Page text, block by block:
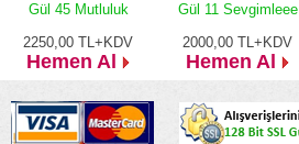
Gül 45 Mutluluk
2250,00 TL+KDV
Hemen Al
Gül 11 Sevgimleee
2000,00 TL+KDV
Hemen Al